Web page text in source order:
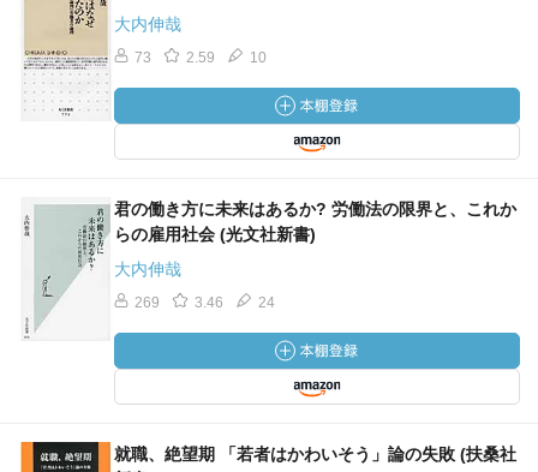
大内伸哉
73 2.59 10
君の働き方に未来はあるか? 労働法の限界と、これか
らの雇用社会 (光文社新書)
大内伸哉
269 3.46 24
就職、絶望期 「若者はかわいそう」論の失敗 (扶桑社